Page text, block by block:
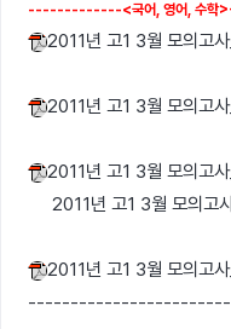
-------------<국어, 영어, 수학>
2011년 고1 3월 모의고
2011년 고1 3월 모의고
2011년 고1 3월 모의고
2011년 고1 3월 모의고
2011년 고1 3월 모의고